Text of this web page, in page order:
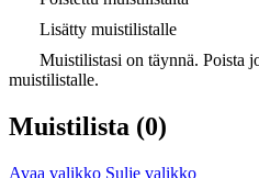
Lisätty muistilistalle
Muistilistasi on täynnä. Poista
muistilistalle.
Muistilista (0)
Avaa valikko Sulje valikko